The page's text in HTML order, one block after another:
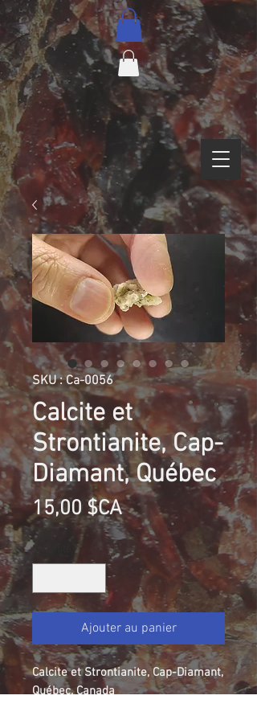
SKU : Ca-0056
Calcite et
Strontianite, Cap-
Diamant, Québec
15,00 $CAPrix
Quantité *
Ajouter au panier
Calcite et Strontianite, Cap-Diamant,
Québec, Canada